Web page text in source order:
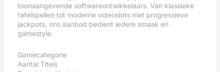
toonaangevende softwareontwikkelaars. Van klassieke
tafelspellen tot moderne videoslots met progressieve
jackpots, ons aanbod bedient iedere smaak en
gamestyle.
Gamecategorie
Aantal Titels